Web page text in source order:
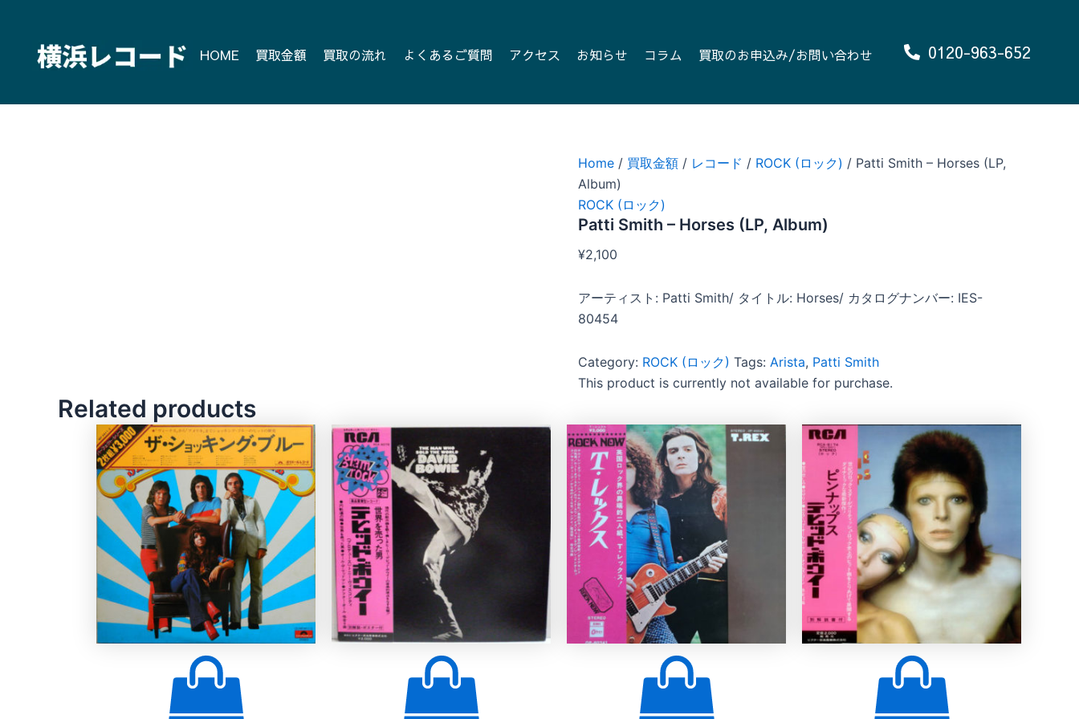
content
HOME 買取金額 買取の流れ よくあるご質問 アクセス お知らせ コラム 買取のお申込み/お問い合わせ 0120-963-652
Home / 買取金額 / レコード / ROCK (ロック) / Patti Smith – Horses (LP,
Album)
ROCK (ロック)
Patti Smith – Horses (LP, Album)
¥2,100
アーティスト: Patti Smith/ タイトル: Horses/ カタログナンバー: IES-
80454
Category: ROCK (ロック) Tags: Arista, Patti Smith
This product is currently not available for purchase.
Related products